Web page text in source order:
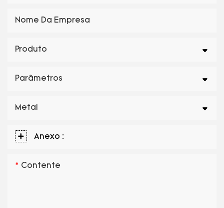
Nome Da Empresa
Produto
Parâmetros
Metal
Anexo :
Contente